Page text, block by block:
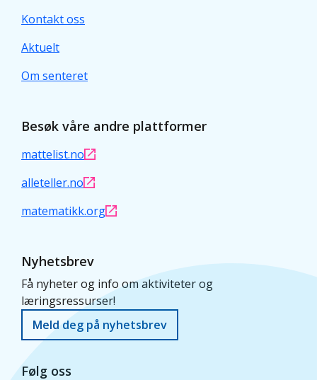
Kontakt oss
Aktuelt
Om senteret
Besøk våre andre plattformer
mattelist.no
alleteller.no
matematikk.org
Nyhetsbrev
Få nyheter og info om aktiviteter og
læringsressurser!
Meld deg på nyhetsbrev
Følg oss